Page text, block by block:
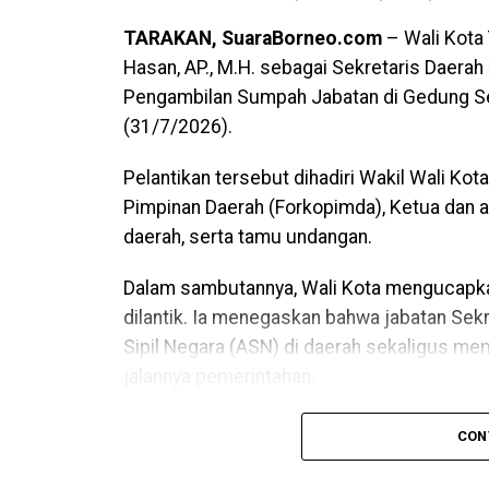
TARAKAN, SuaraBorneo.com – Wali Kota
Hasan, AP., M.H. sebagai Sekretaris
Pengambilan Sumpah Jabatan di Gedung
(31/7/2026).
Pelantikan tersebut dihadiri Wakil Wali
Pimpinan Daerah (Forkopimda), Ketua
daerah, serta tamu undangan.
Dalam sambutannya, Wali Kota
dilantik. Ia menegaskan bahwa jabatan
Sipil Negara (ASN) di daerah sekaligus
Dijelaskan Wali Kota, pengangkatan
panjang sesuai ketentuan. Ia juga